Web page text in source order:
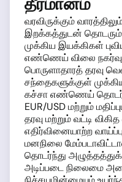
வரவிருக்கும்
இறக்கத்துடன் தொடரும்
முக்கிய இயக்கிகள்
எண்ணெய் விலை
பொருளாதாரத் தரவு
சந்தைகளுக்குள்
கச்சா எண்ணெய்
EUR/USD மற்றும்
தரவு மற்றும் வட்டி விகித
எதிர்வினையாற்ற
மனநிலை
தொடர்ந்து
அடிப்படை நிலைமை